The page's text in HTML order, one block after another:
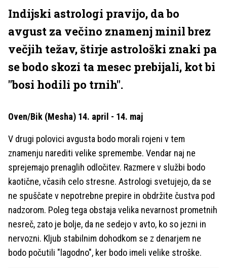
Indijski astrologi pravijo, da bo
avgust za večino znamenj minil brez
večjih težav, štirje astrološki znaki pa
se bodo skozi ta mesec prebijali, kot bi
"bosi hodili po trnih".
Oven/Bik (Mesha) 14. april - 14. maj
V drugi polovici avgusta bodo morali rojeni v tem
znamenju narediti velike spremembe. Vendar naj ne
sprejemajo prenaglih odločitev. Razmere v službi bodo
kaotične, včasih celo stresne. Astrologi svetujejo, da se
ne spuščate v nepotrebne prepire in obdržite čustva pod
nadzorom. Poleg tega obstaja velika nevarnost prometnih
nesreč, zato je bolje, da ne sedejo v avto, ko so jezni in
nervozni. Kljub stabilnim dohodkom se z denarjem ne
bodo počutili "lagodno", ker bodo imeli velike stroške.